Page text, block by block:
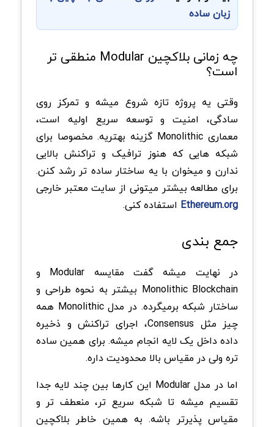
زبان ساده
چه زمانی بلاکچین Modular منطقی تر
است؟
وقتی یه پروژه تازه شروع میشه و تمرکز روی
سادگی، امنیت و توسعه سریع اولیه است،
معماری Monolithic گزینه بهتریه. مخصوصا برای
شبکه هایی که هنوز ترافیک و تراکنش بالایی
ندارن و میخوان با یه ساختار ساده تر رشد کنن.
برای مطالعه بیشتر میتونی از سایت معتبر خارجی
Ethereum.org استفاده کنی.
جمع بندی
در نهایت میشه گفت مقایسه Modular و
Monolithic Blockchain بیشتر به نحوه طراحی و
ساختار شبکه برمیگرده. در مدل Monolithic همه
چیز مثل Consensus، اجرای تراکنش و ذخیره
داده داخل یک لایه انجام میشه. برای همین ساده
تره ولی در مقیاس بالا محدودیت داره.
اما در مدل Modular این کارها بین چند لایه جدا
تقسیم میشه تا شبکه سریع تر، منعطف تر و
مقیاس پذیرتر باشه. به همین خاطر بلاکچین